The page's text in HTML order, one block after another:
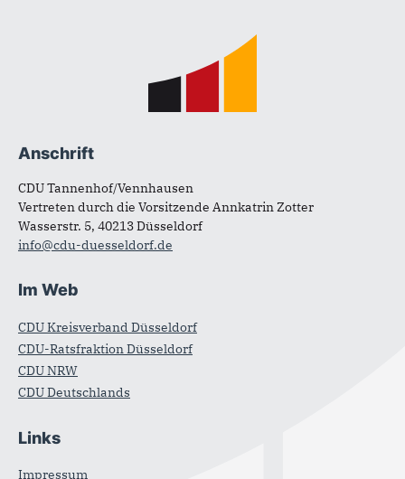
Anschrift
CDU Tannenhof/Vennhausen
Vertreten durch die Vorsitzende Annkatrin Zotter
Wasserstr. 5, 40213 Düsseldorf
info@cdu-duesseldorf.de
Im Web
CDU Kreisverband Düsseldorf
CDU-Ratsfraktion Düsseldorf
CDU NRW
CDU Deutschlands
Links
Impressum